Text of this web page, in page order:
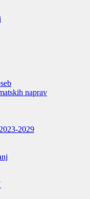
naprav
2029